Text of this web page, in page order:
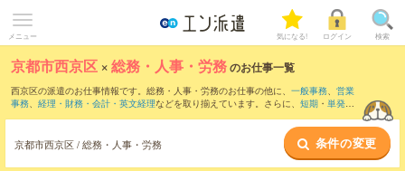
メニュー 気になる! ログイン 検索
京都市西京区 ×総務・人事・労務のお仕事一覧
西京区の派遣のお仕事情報です。総務・人事・労務のお仕事の他に、 一般事務、 営業
事務、 経理・財務・会計・英文経理などを取り揃えています。さらに、 短期 ・ 単発な
京都市西京区 / 総務・人事・労務 条件の変更